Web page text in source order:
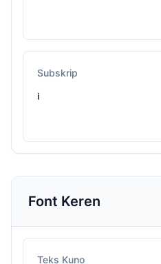
Subskrip
ᵢ
Font Keren
Teks Kuno